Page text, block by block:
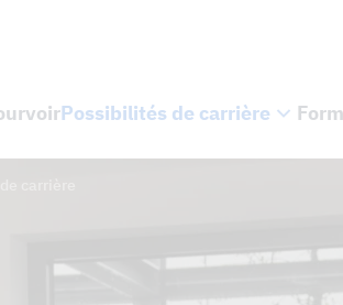
Possibilités de carrière